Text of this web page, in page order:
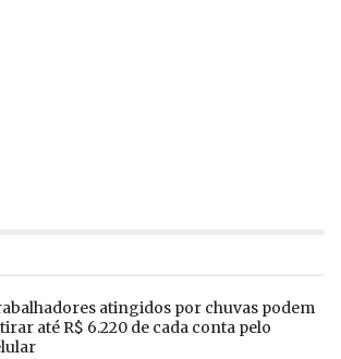
atingidos por chuvas podem
até R$ 6.220 de cada conta pelo